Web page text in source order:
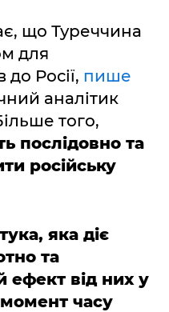
що Туреччина
для
Росії, пише
аналітик
того,
послідовно та
російську
яка діє
та
ефект від них у
часу